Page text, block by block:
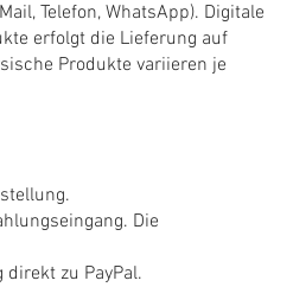
Telefon, WhatsApp). Digitale
erfolgt die Lieferung auf
Produkte variieren je
Die
zu PayPal.